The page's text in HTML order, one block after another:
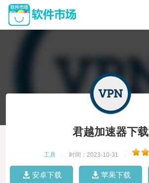
君越加速器下载
工具 时间：2023-10-31
安卓下载 苹果下载